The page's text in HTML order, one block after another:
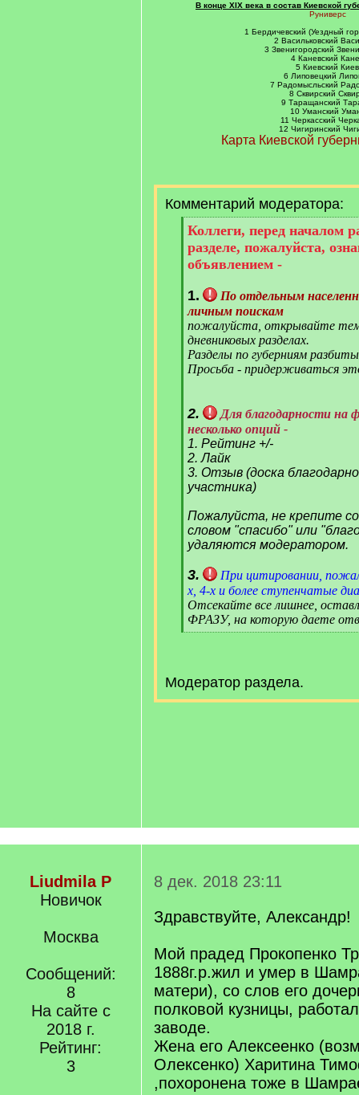
В конце XIX века в состав Киевской
Руниверс
1 Бердичевский (Уездный
2 Васильковский
3 Звенигородский
4 Каневский
5 Киевский Киев
6 Липовецкий
7 Радомысльский
8 Сквирский
9 Таращанский
10 Уманский
11 Черкасский
12 Чигиринский
Карта Киевской
Комментарий модератора:
[
q
]
Коллеги, перед началом
разделе, пожалуйста,
объявлением -
1.
По отдельным
личным поискам
пожалуйста, открывайте
дневниковых разделах.
Разделы по губерниям
Просьба - придерживаться
2.
Для благодарности на
несколько опций -
1. Рейтинг +/-
2. Лайк
3. Отзыв (доска
участника)
Пожалуйста, не крепите
словом "спасибо" или
удаляются модератором.
3.
При цитировании,
х, 4-х и более ступенчатые
Отсекайте все лишнее,
ФРАЗУ, на которую даете
[
]
Модератор раздела.
Liudmila P
Новичок
Москва
Сообщений:
8
На сайте с
2018 г.
Рейтинг:
3
8 дек. 2018 23:11
Здравствуйте, Александр!
Мой прадед Прокопенко
1888г.р.жил и умер в
матери), со слов его
полковой кузницы,
заводе.
Жена его Алексеенко
Олексенко) Харитина
,похоронена тоже в